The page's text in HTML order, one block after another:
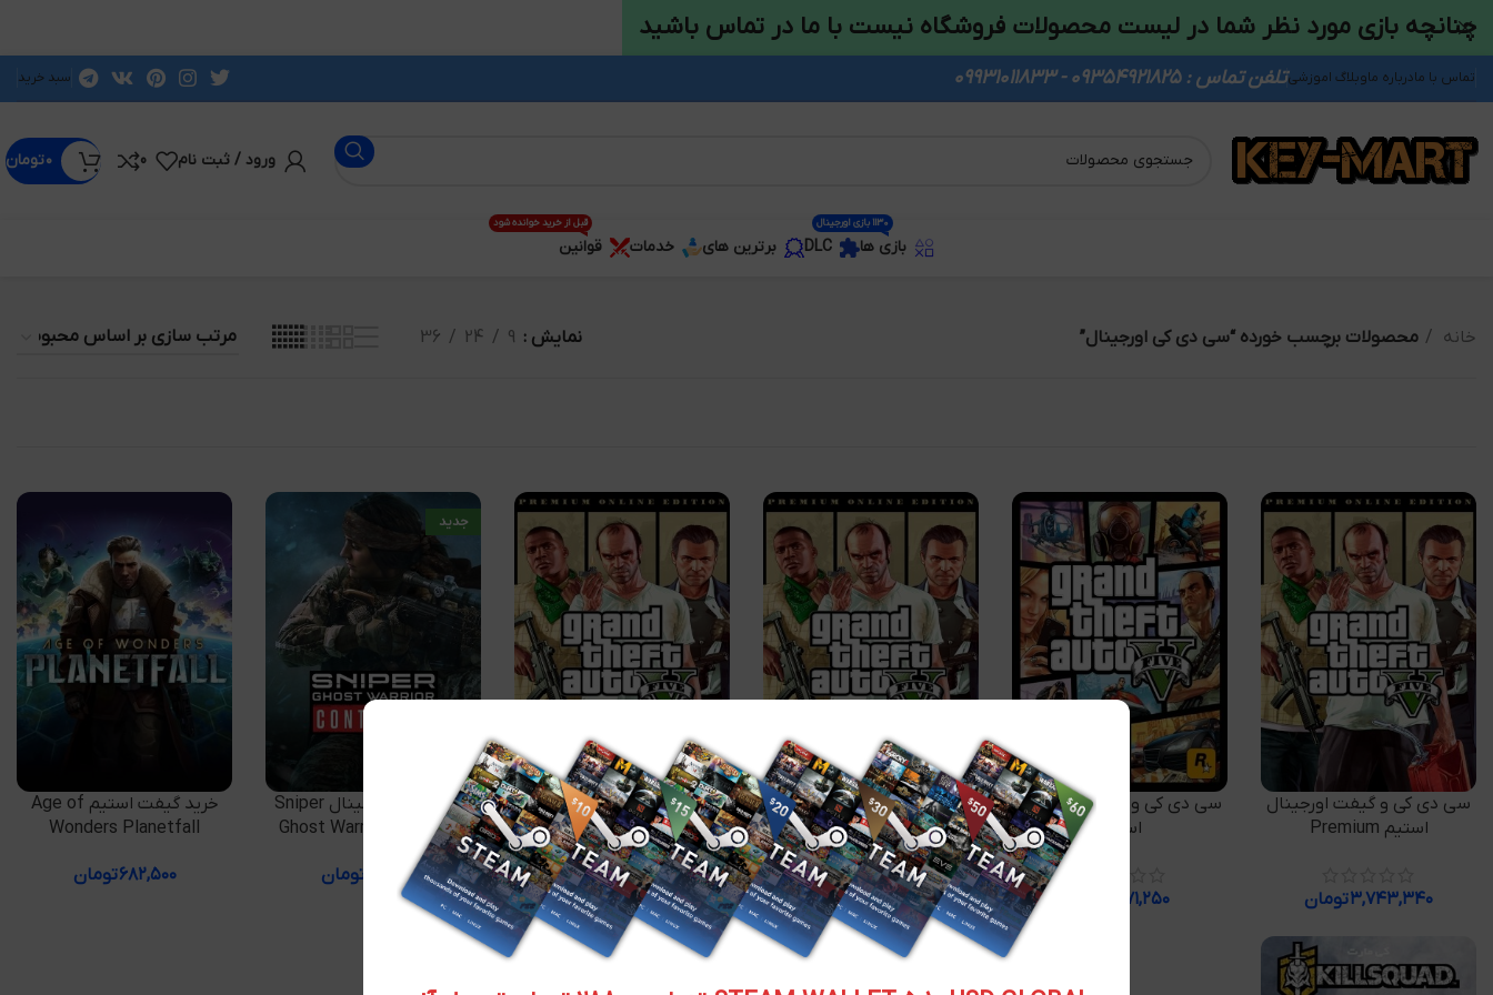
تماس با مادرباره ماوبلاگ اموزشیتلفن تماس : 09354921825 - 09931011833 سبد خرید
ورود / ثبت نام 0 ۰تومان
بازی ها
1130 بازی اورجینال
DLC برترین های خدمات قوانین
قبل از خرید خوانده شود
خانه محصولات برچسب خورده “سی دی کی اورجینال” نمایش 9
24
36
افزودن به سبد خرید
سی دی کی و گیفت اورجینال
استیم Premium
۳,۷۴۳,۳۴۰تومان
افزودن به سبد خرید
سی دی کی و گیفت اورجینال
استیم
۹۷۱,۲۵۰
افزودن به سبد خرید
سی دی کی اورجینال GT
۱,۵۴۳,۵۰۰تومان
افزودن به سبد خرید
سی دی کی و گیفت اورجینال
استیم Premium Online
Edition & Whale Shark Card
Bundle
۲,۳۵۵,۰۰۰تومان
جدید
افزودن به سبد خرید
سی دی کی اورجینال Sniper
Ghost Warrior Contracts
۷۲۶,۷۵۰ تومان
افزودن به سبد خرید
خرید گیفت استیم Age of
Wonders Planetfall
۶۸۲,۵۰۰تومان
چنانچه بازی مورد نظر شما در لیست محصولات فروشگاه نیست با ما در تماس باشید